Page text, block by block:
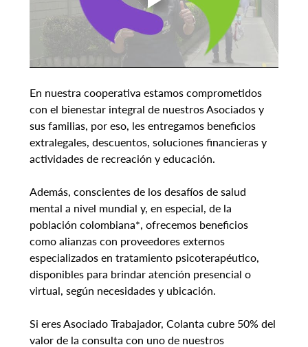
En nuestra cooperativa estamos comprometidos
con el bienestar integral de nuestros Asociados y
sus familias, por eso, les entregamos beneficios
extralegales, descuentos, soluciones financieras y
actividades de recreación y educación.
Además, conscientes de los desafíos de salud
mental a nivel mundial y, en especial, de la
población colombiana*, ofrecemos beneficios
como alianzas con proveedores externos
especializados en tratamiento psicoterapéutico,
disponibles para brindar atención presencial o
virtual, según necesidades y ubicación.
Si eres Asociado Trabajador, Colanta cubre 50% del
valor de la consulta con uno de nuestros